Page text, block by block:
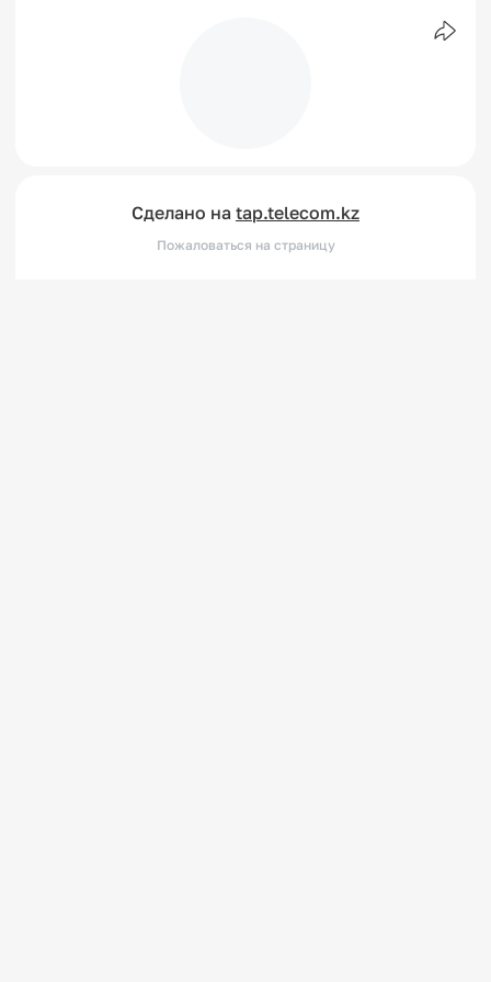
Сделано на tap.telecom.kz
Пожаловаться на страницу